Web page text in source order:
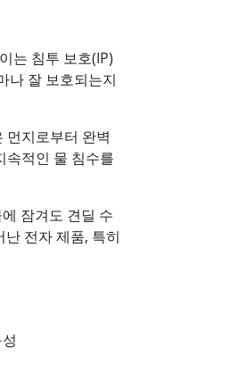
는 침투 보호(IP)
나 잘 보호되는지
먼지로부터 완벽
속적인 물 침수를
잠겨도 견딜 수
전자 제품, 특히